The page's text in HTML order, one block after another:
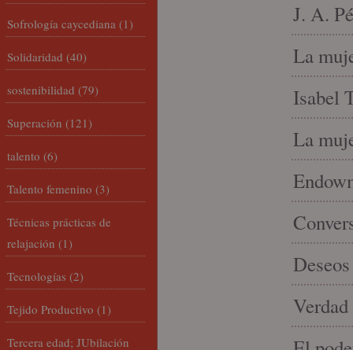
J. A.
La
Isabel
La
Sofrología caycediana (1)
Solidaridad (40)
sostenibilidad (79)
Superación (121)
talento (6)
Talento femenino (3)
Técnicas prácticas de
relajación (1)
Tecnologías (2)
Tejido Productivo (1)
Tercera edad; JUbilación